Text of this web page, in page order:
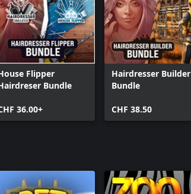
Flipper
Bundle
36.00+
Hairdresser Builder
Bundle
CHF 38.50